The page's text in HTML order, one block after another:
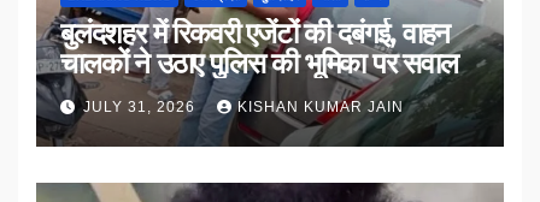
बुलंदशहर में रिकवरी एजेंटों की दबंगई, वाहन
चालकों ने उठाए पुलिस की भूमिका पर सवाल
JULY 31, 2026 KISHAN KUMAR JAIN